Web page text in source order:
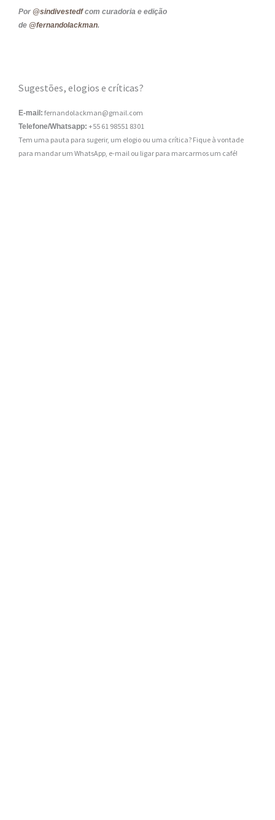
Por @sindivestedfcom curadoria e edição
de @fernandolackman.
Sugestões, elogios e críticas?
E-mail: fernandolackman@gmail.com
Telefone/Whatsapp: +55 61 98551 8301
Tem uma pauta para sugerir, um elogio ou uma crítica? Fique à vontade
para mandar um WhatsApp, e-mail ou ligar para marcarmos um café!